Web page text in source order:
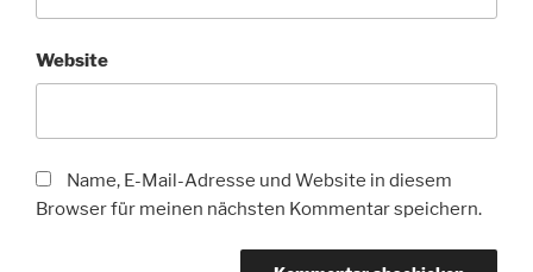
Website
Name, E-Mail-Adresse und Website in diesem
Browser für meinen nächsten Kommentar speichern.